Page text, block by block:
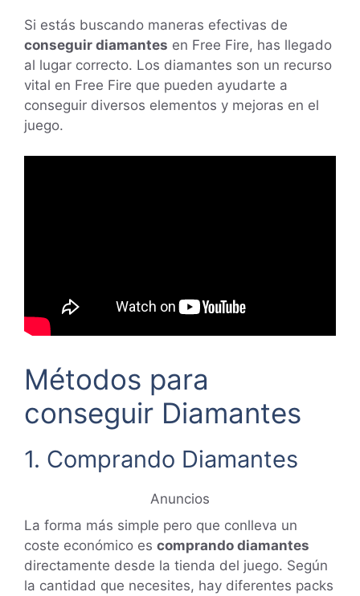
Si estás buscando maneras efectivas de
conseguir diamantes en Free Fire, has llegado
al lugar correcto. Los diamantes son un recurso
vital en Free Fire que pueden ayudarte a
conseguir diversos elementos y mejoras en el
juego.
Métodos para
conseguir Diamantes
1. Comprando Diamantes
Anuncios
La forma más simple pero que conlleva un
coste económico es comprando diamantes
directamente desde la tienda del juego. Según
la cantidad que necesites, hay diferentes packs